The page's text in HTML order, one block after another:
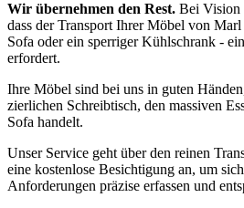
Wir übernehmen den Rest. Bei Vision
dass der Transport Ihrer Möbel von
Sofa oder ein sperriger Kühlschrank -
erfordert.
Ihre Möbel sind bei uns in guten
zierlichen Schreibtisch, den massiven
Sofa handelt.
Unser Service geht über den reinen
eine kostenlose Besichtigung an, um
Anforderungen präzise erfassen und